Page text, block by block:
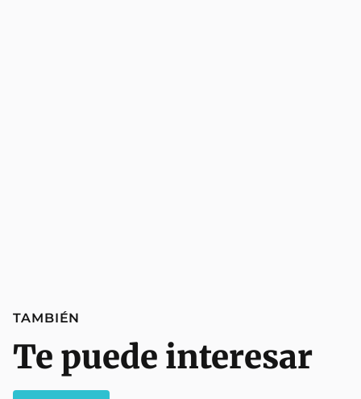
TAMBIÉN
Te puede interesar